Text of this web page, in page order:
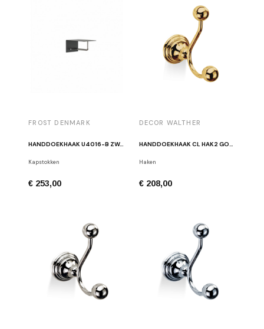
FROST DENMARK
HANDDOEKHAAK U4016-B ZWART/CHROOM
Kapstokken
€ 253,00
DECOR WALTHER
HANDDOEKHAAK CL HAK2 GOUD
Haken
€ 208,00